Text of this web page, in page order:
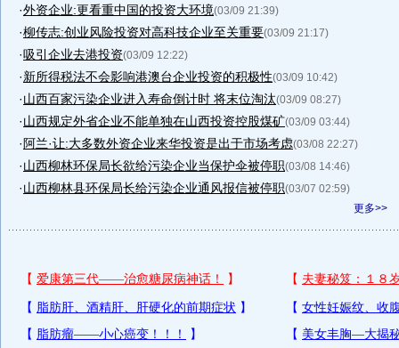
·外资企业:更看重中国的投资大环境(03/09 21:39)
·柳传志:创业风险投资对高科技企业至关重要(03/09 21:17)
·吸引企业去港投资(03/09 12:22)
·新所得税法不会影响港澳台企业投资的积极性(03/09 10:42)
·山西百家污染企业进入寿命倒计时 将末位淘汰(03/09 08:27)
·山西规定外省企业不能单独在山西投资控股煤矿(03/09 03:44)
· 阿兰·让:大多数外资企业来华投资是出于市场考虑(03/08 22:27)
·山西柳林环保局长欲给污染企业当保护伞被停职(03/08 14:46)
·山西柳林县环保局长给污染企业通风报信被停职(03/07 02:59)
更多>>